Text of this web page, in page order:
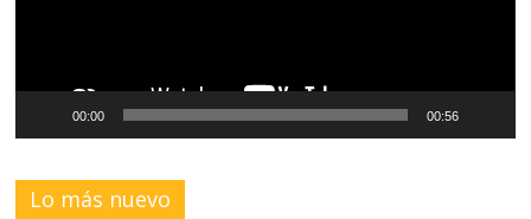
00:00 00:56
Lo más nuevo